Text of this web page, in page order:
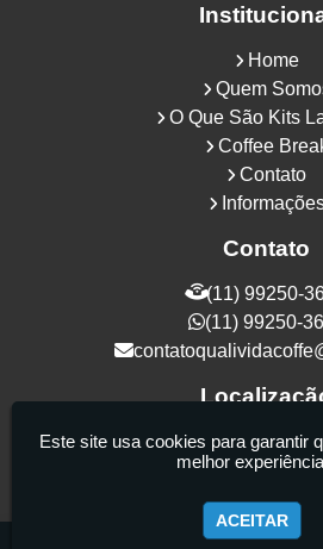
Home
Quem
O Que São Kits
Coffee
Contato
Contato
(11) 99250-
(11) 99250-
Rua Samurais, 27 - Vila
Paulo / SP - CEP:
Este site usa cookies para garantir
melhor
ACEITAR